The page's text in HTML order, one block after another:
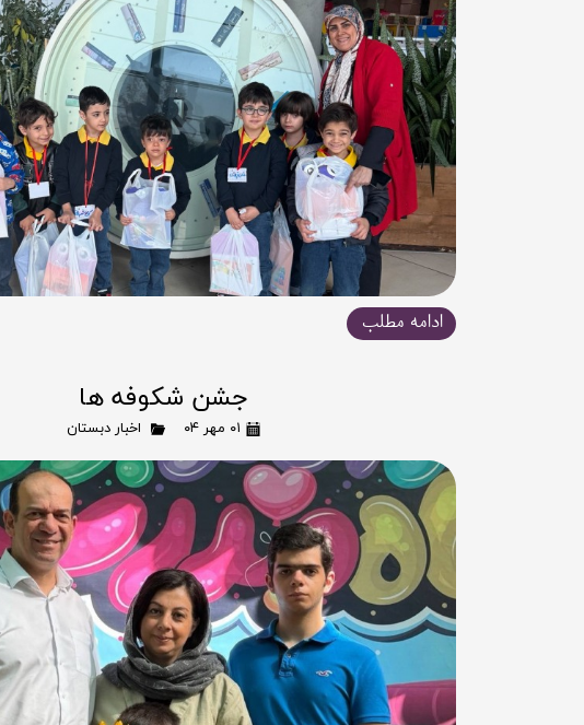
ادامه مطلب
جشن شکوفه ها
۰۱ مهر ۰۴ اخبار دبستان